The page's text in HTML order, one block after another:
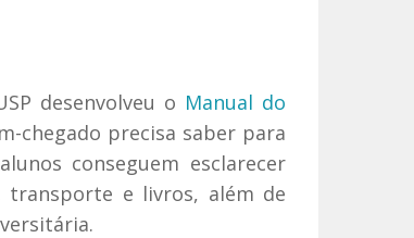
desenvolveu o Manual do
chegado precisa saber para
conseguem esclarecer
transporte e livros, além de